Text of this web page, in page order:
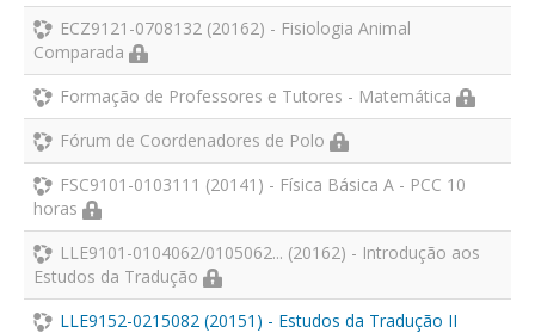
ECZ9121-0708132 (20162) - Fisiologia Animal
Comparada
Formação de Professores e Tutores - Matemática
Fórum de Coordenadores de Polo
FSC9101-0103111 (20141) - Física Básica A - PCC 10
horas
LLE9101-0104062/0105062... (20162) - Introdução aos
Estudos da Tradução
LLE9152-0215082 (20151) - Estudos da Tradução II